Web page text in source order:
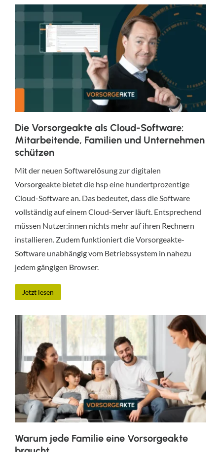
Die Vorsorgeakte als Cloud-Software:
Mitarbeitende, Familien und Unternehmen
schützen
Mit der neuen Softwarelösung zur digitalen
Vorsorgeakte bietet die hsp eine hundertprozentige
Cloud-Software an. Das bedeutet, dass die Software
vollständig auf einem Cloud-Server läuft. Entsprechend
müssen Nutzer:innen nichts mehr auf ihren Rechnern
installieren. Zudem funktioniert die Vorsorgeakte-
Software unabhängig vom Betriebssystem in nahezu
jedem gängigen Browser.
Jetzt lesen
Warum jede Familie eine Vorsorgeakte